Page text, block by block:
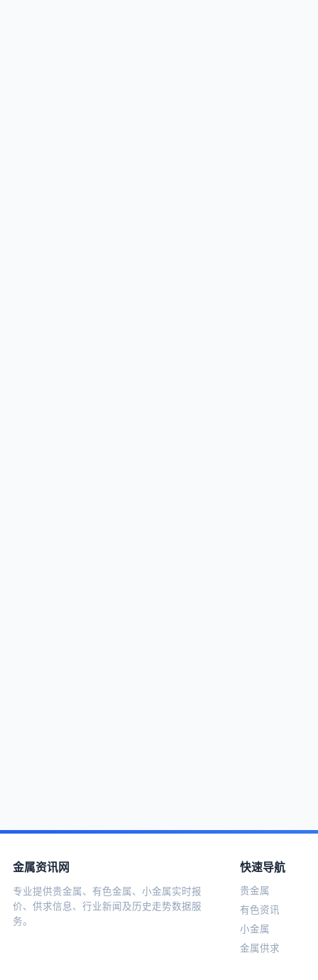
金属资讯网
专业提供贵金属、有色金属、小金属实时报
价、供求信息、行业新闻及历史走势数据服
务。
快速导航
贵金属
有色资讯
小金属
金属供求